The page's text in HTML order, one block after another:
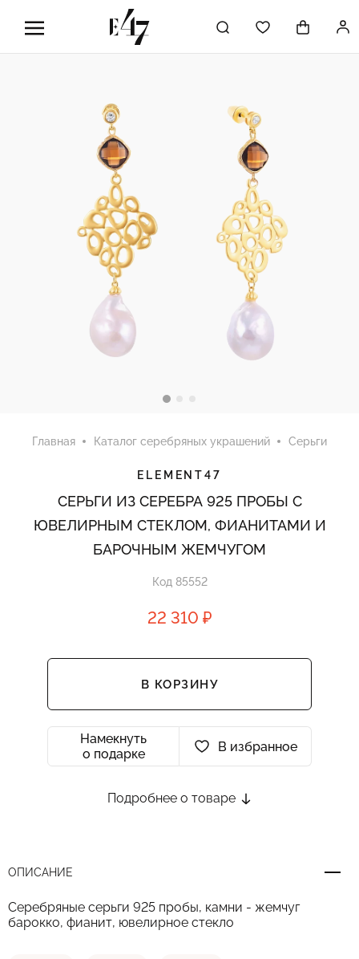
Главная Каталог серебряных украшений Серьги
ELEMENT47
СЕРЬГИ ИЗ СЕРЕБРА 925 ПРОБЫ С
ЮВЕЛИРНЫМ СТЕКЛОМ, ФИАНИТАМИ И
БАРОЧНЫМ ЖЕМЧУГОМ
Код 85552
22 310 ₽
В КОРЗИНУ
Намекнуть
о подарке
В избранное
Подробнее о товаре
ОПИСАНИЕ
Серебряные серьги 925 пробы, камни - жемчуг
барокко, фианит, ювелирное стекло